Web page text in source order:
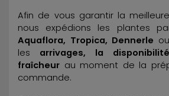
Afin de vous garantir la
nous expédions les plantes
Aquaflora, Tropica, Dennerle ou
les arrivages, la disponibilité
fraîcheur au moment de la
commande.